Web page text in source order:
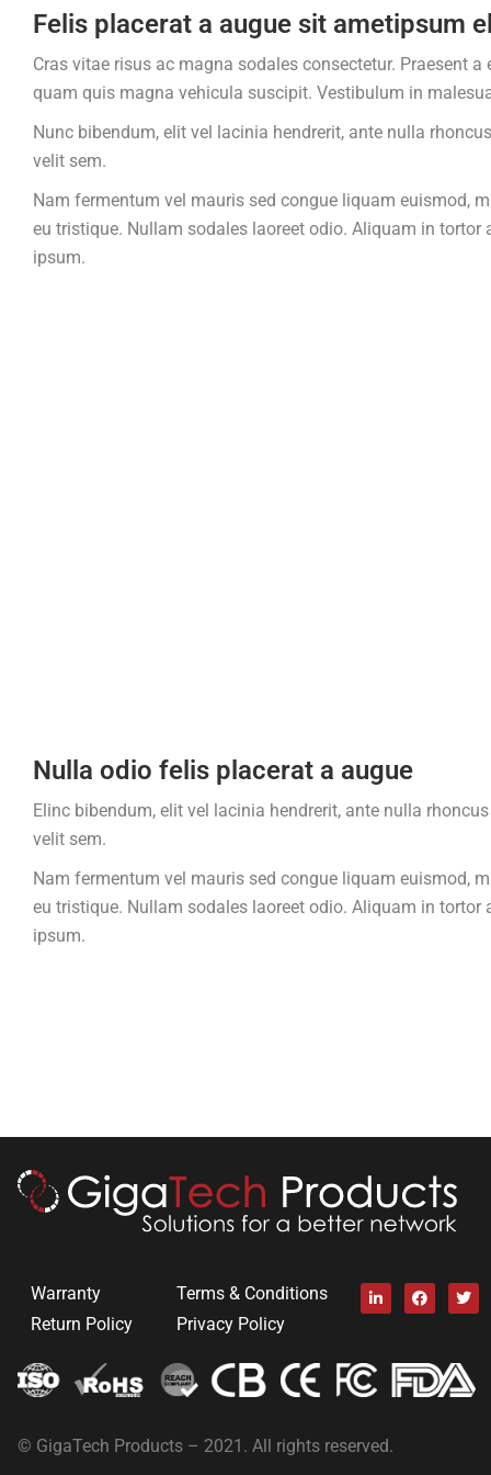
Felis placerat a augue sit ametipsum
Cras vitae risus ac magna sodales consectetur. Praesent
quam quis magna vehicula suscipit. Vestibulum in
Nunc bibendum, elit vel lacinia hendrerit, ante nulla
velit sem.
Nam fermentum vel mauris sed congue liquam euismod,
eu tristique. Nullam sodales laoreet odio. Aliquam in
ipsum.
Nulla odio felis placerat a augue
Elinc bibendum, elit vel lacinia hendrerit, ante nulla
velit sem.
Nam fermentum vel mauris sed congue liquam euismod,
eu tristique. Nullam sodales laoreet odio. Aliquam in
ipsum.
Warranty
Return Policy
Terms & Conditions
Privacy Policy
© GigaTech Products – 2021. All rights reserved.